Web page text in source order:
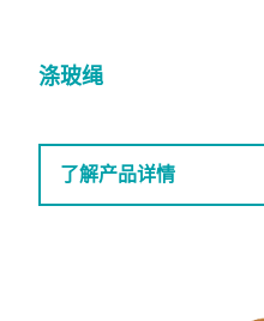
涤玻绳
了解产品详情